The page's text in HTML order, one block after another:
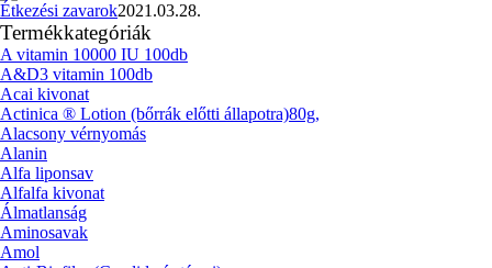
Étkezési zavarok2021.03.28.
Termékkategóriák
A vitamin 10000 IU 100db
A&D3 vitamin 100db
Acai kivonat
Actinica ® Lotion (bőrrák előtti állapotra)80g,
Alacsony vérnyomás
Alanin
Alfa liponsav
Alfalfa kivonat
Álmatlanság
Aminosavak
Amol